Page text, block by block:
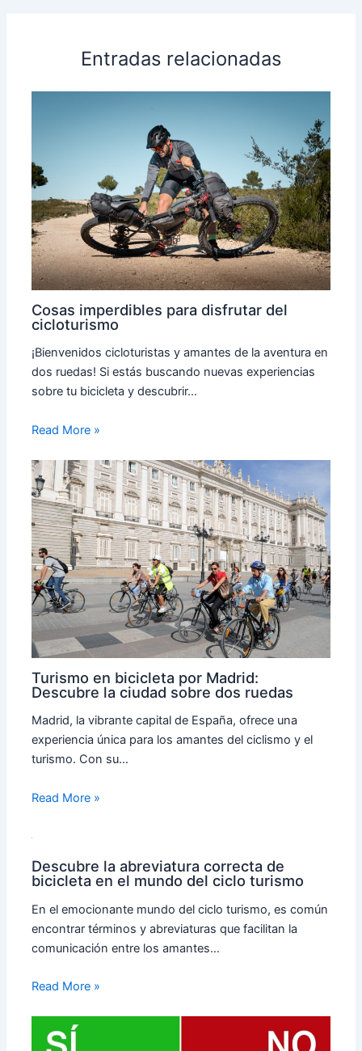
Entradas relacionadas
Cosas imperdibles para disfrutar del
cicloturismo
¡Bienvenidos cicloturistas y amantes de la aventura en
dos ruedas! Si estás buscando nuevas experiencias
sobre tu bicicleta y descubrir…
Read More »
Turismo en bicicleta por Madrid:
Descubre la ciudad sobre dos ruedas
Madrid, la vibrante capital de España, ofrece una
experiencia única para los amantes del ciclismo y el
turismo. Con su…
Read More »
Descubre la abreviatura correcta de
bicicleta en el mundo del ciclo turismo
En el emocionante mundo del ciclo turismo, es común
encontrar términos y abreviaturas que facilitan la
comunicación entre los amantes…
Read More »